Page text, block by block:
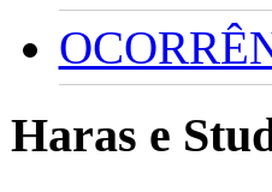
Haras e